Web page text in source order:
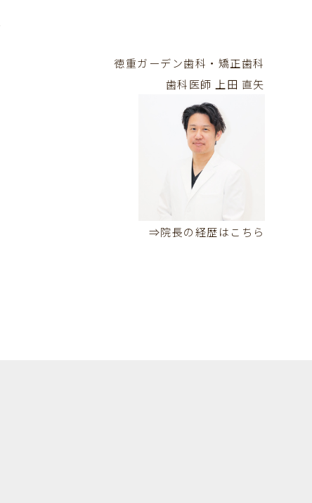
徳重ガーデン歯科・矯正歯科
歯科医師 上田 直矢
⇒院長の経歴はこちら